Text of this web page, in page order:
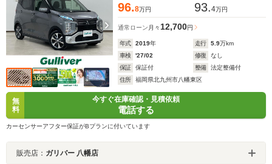
96.8万円 93.4万円
通常ローン 月々12,700円
年式 2019年 走行 5.9万km
車検
'27/02 修復
なし
保証
保証付 整備
法定整備付
住所
福岡県北九州市八幡東区
無
料
今すぐ在庫確認・見積依頼
電話する
カーセンサーアフター保証がBプランに付いています
販売店： ガリバー 八幡店